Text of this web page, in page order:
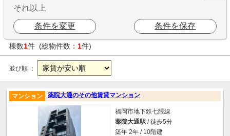
それ以上
条件を変更 条件を保存
棟数1件 (総物件数： 1件)
並び順 ：
薬院大通のその他賃貸マンション
マンション
福岡市地下鉄七隈線
薬院大通駅 / 徒歩5分
築年 2年 / 10階建